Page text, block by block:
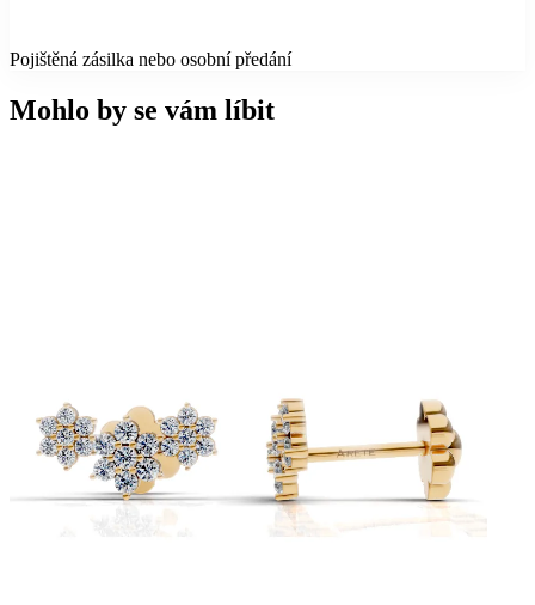
Pojištěná zásilka nebo osobní předání
Mohlo by se vám líbit